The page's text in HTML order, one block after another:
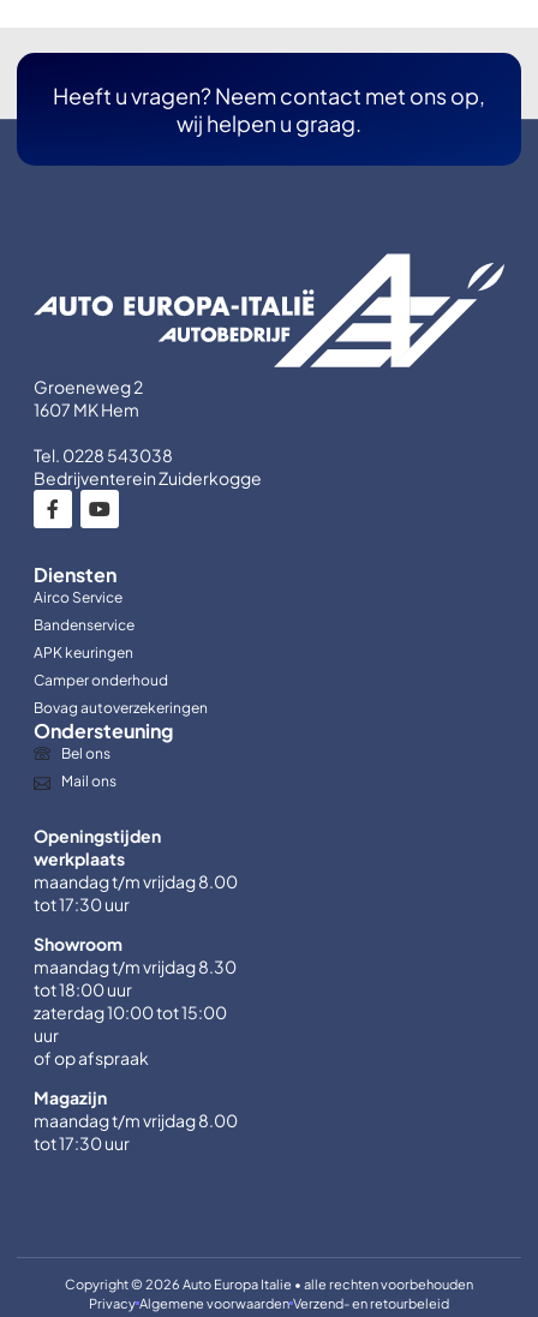
Heeft u vragen? Neem contact met ons op,
wij helpen u graag.
Groeneweg 2
1607 MK Hem
Tel. 0228 543038
Bedrijventerein Zuiderkogge
Diensten
Airco Service
Bandenservice
APK keuringen
Camper onderhoud
Bovag autoverzekeringen
Ondersteuning
Bel ons
Mail ons
Openingstijden
werkplaats
maandag t/m vrijdag 8.00
tot 17:30 uur
Showroom
maandag t/m vrijdag 8.30
tot 18:00 uur
zaterdag 10:00 tot 15:00
uur
of op afspraak
Magazijn
maandag t/m vrijdag 8.00
tot 17:30 uur
Copyright © 2026 Auto Europa Italie • alle rechten voorbehouden
Privacy Algemene voorwaarden Verzend- en retourbeleid